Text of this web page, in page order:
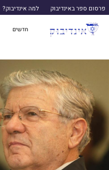
פרסום ספר באינדיבוק למה אינדיבוק?
חדשים